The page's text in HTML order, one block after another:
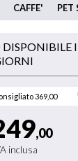
CAFFE' PET
369,00
,00
inclusa